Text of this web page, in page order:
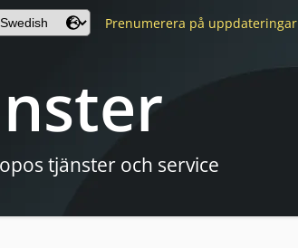
Prenumerera på uppdateringar
tjänster och service